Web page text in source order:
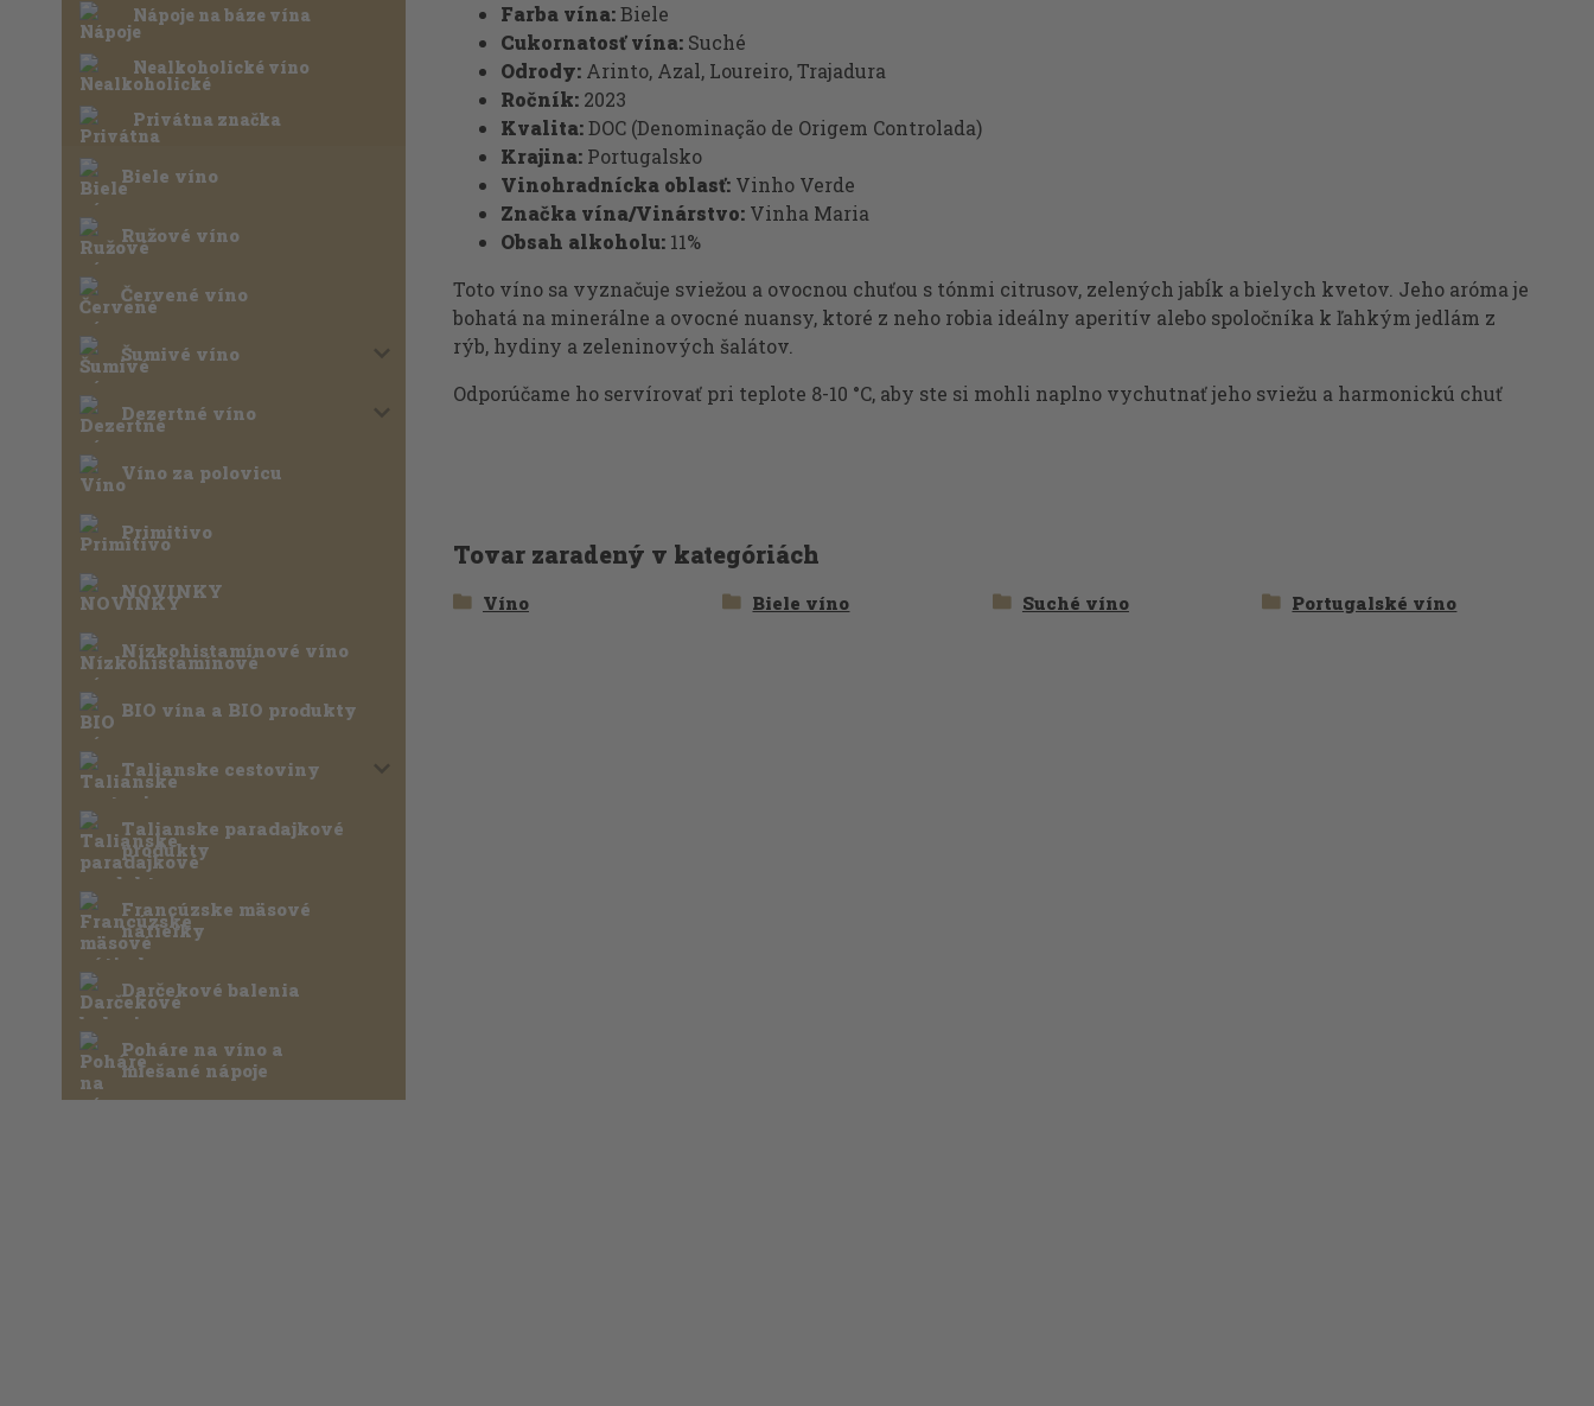
Nápoje na báze vína
Nealkoholické víno
Privátna značka
Biele víno
Ružové víno
Červené víno
Šumivé víno
Dezertné víno
Víno za polovicu
Primitivo
NOVINKY
Nízkohistamínové víno
BIO vína a BIO produkty
Talianske cestoviny
Talianske paradajkové
produkty
Francúzske mäsové
nátierky
Darčekové balenia
Poháre na víno a
miešané nápoje
Farba vína:Biele
Cukornatosť vína:Suché
Odrody:Arinto, Azal, Loureiro, Trajadura
Ročník:2023
Kvalita:DOC (Denominação de Origem Controlada)
Krajina:Portugalsko
Vinohradnícka oblasť:Vinho Verde
Značka vína/Vinárstvo:Vinha Maria
Obsah alkoholu:11%
Toto víno sa vyznačuje sviežou a ovocnou chuťou s tónmi citrusov, zelených jabĺk a bielych kvetov. Jeho aróma je
bohatá na minerálne a ovocné nuansy, ktoré z neho robia ideálny aperitív alebo spoločníka k ľahkým jedlám z
rýb, hydiny a zeleninových šalátov.
Odporúčame ho servírovať pri teplote 8-10 °C, aby ste si mohli naplno vychutnať jeho sviežu a harmonickú chuť
Tovar zaradený v kategóriách
Víno Biele víno Suché víno Portugalské víno